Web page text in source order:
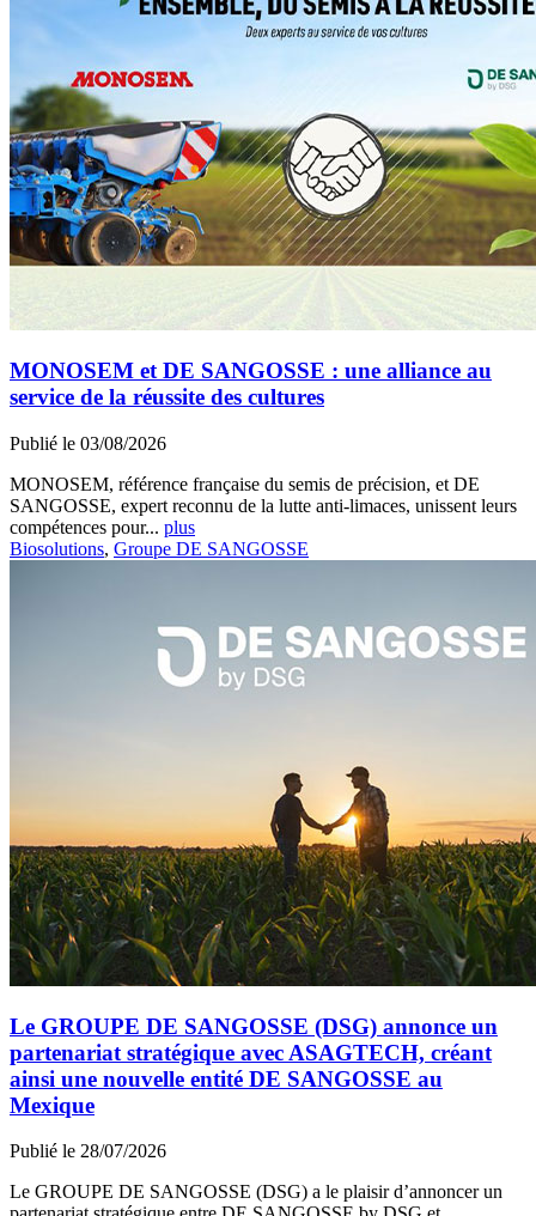
MONOSEM et DE SANGOSSE : une alliance au
service de la réussite des cultures
Publié le 03/08/2026
MONOSEM, référence française du semis de précision, et DE
SANGOSSE, expert reconnu de la lutte anti-limaces, unissent leurs
compétences pour... plus
Biosolutions, Groupe DE SANGOSSE
Le GROUPE DE SANGOSSE (DSG) annonce un
partenariat stratégique avec ASAGTECH, créant
ainsi une nouvelle entité DE SANGOSSE au
Mexique
Publié le 28/07/2026
Le GROUPE DE SANGOSSE (DSG) a le plaisir d’annoncer un